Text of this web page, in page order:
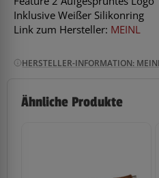
Inklusive Weißer Silikonring
Link zum Hersteller: MEINL
HERSTELLER-INFORMATION:
Ähnliche Produkte